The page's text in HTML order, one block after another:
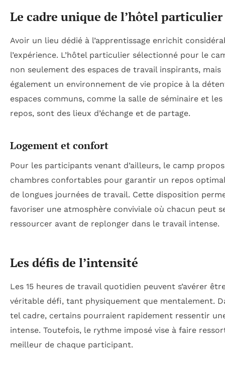
Le cadre unique de l’hôtel particulier
Avoir un lieu dédié à l’apprentissage enrichit
l’expérience. L’hôtel particulier sélectionné pour le
non seulement des espaces de travail inspirants, mais
également un environnement de vie propice à la
espaces communs, comme la salle de séminaire et les
repos, sont des lieux d’échange et de partage.
Logement et confort
Pour les participants venant d’ailleurs, le camp
chambres confortables pour garantir un repos
de longues journées de travail. Cette disposition
favoriser une atmosphère conviviale où chacun peut
ressourcer avant de replonger dans le travail intense.
Les défis de l’intensité
Les 15 heures de travail quotidien peuvent s’avérer
véritable défi, tant physiquement que mentalement.
tel cadre, certains pourraient rapidement ressentir
intense. Toutefois, le rythme imposé vise à faire
meilleur de chaque participant.